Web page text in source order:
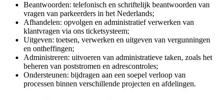
Beantwoorden: telefonisch en schriftelijk beantwoorden van
vragen van parkeerders in het Nederlands;
Afhandelen: opvolgen en administratief verwerken van
klantvragen via ons ticketsysteem;
Uitgeven: toetsen, verwerken en uitgeven van vergunningen
en ontheffingen;
Administreren: uitvoeren van administratieve taken, zoals het
beheren van poststromen en adrescontroles;
Ondersteunen: bijdragen aan een soepel verloop van
processen binnen verschillende projecten en afdelingen.